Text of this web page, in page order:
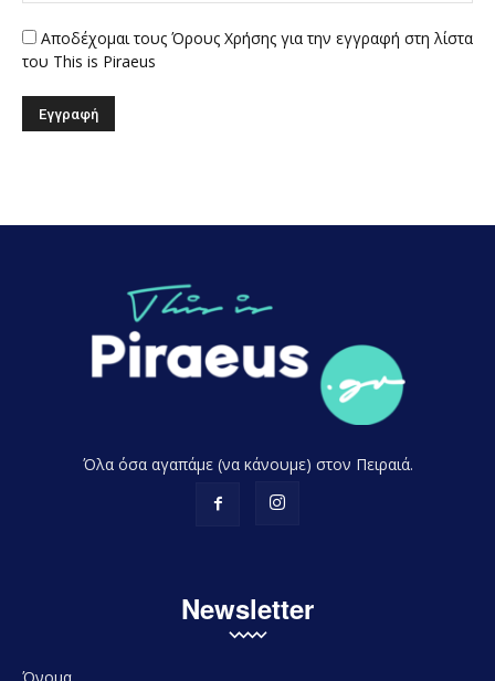
Αποδέχομαι τους Όρους Χρήσης για την εγγραφή στη λίστα
του This is Piraeus
Όλα όσα αγαπάμε (να κάνουμε) στον Πειραιά.
Newsletter